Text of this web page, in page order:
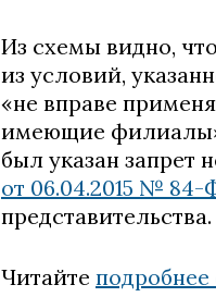
Из схемы видно,
из условий,
«не вправе
имеющие филиалы».
был указан запрет
от 06.04.2015 № 84-
представительства.
Читайте